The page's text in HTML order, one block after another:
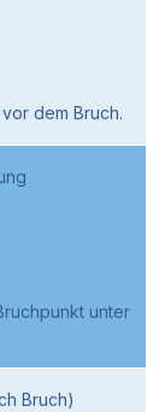
dem Bruch.
unter
Bruch)